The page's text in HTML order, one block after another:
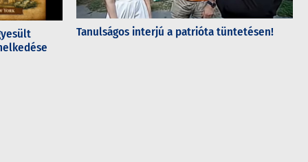
Tanulságos interjú a patrióta tüntetésen!